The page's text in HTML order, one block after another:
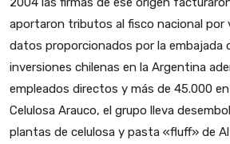
aportaron tributos al fisco nacional por
datos proporcionados por la embajada
inversiones chilenas en la Argentina
empleados directos y más de 45.000
Celulosa Arauco, el grupo lleva
plantas de celulosa y pasta «fluff» de